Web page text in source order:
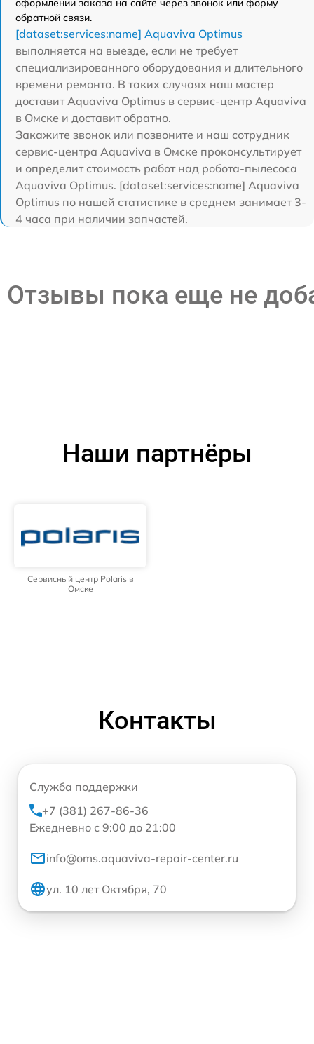
оформлении заказа на сайте через звонок или форму
обратной связи.
[dataset:services:name] Aquaviva Optimus
выполняется на выезде, если не требует
специализированного оборудования и длительного
времени ремонта. В таких случаях наш мастер
доставит Aquaviva Optimus в сервис-центр Aquaviva
в Омске и доставит обратно.
Закажите звонок или позвоните и наш сотрудник
сервис-центра Aquaviva в Омске проконсультирует
и определит стоимость работ над робота-пылесоса
Aquaviva Optimus. [dataset:services:name] Aquaviva
Optimus по нашей статистике в среднем занимает 3-
4 часа при наличии запчастей.
Отзывы пока еще не
Наши партнёры
Сервисный центр Polaris в
Омске
Контакты
Служба поддержки
+7 (381) 267-86-36
Ежедневно с 9:00 до 21:00
info@oms.aquaviva-repair-center.ru
ул. 10 лет Октября, 70